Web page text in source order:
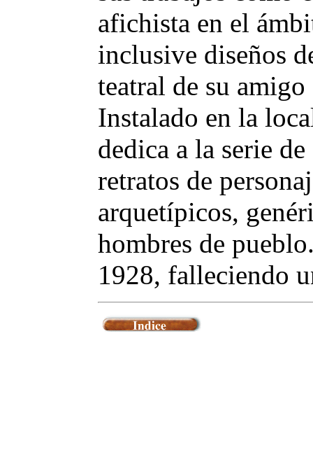
afichista en el
inclusive diseños
teatral de su
Instalado en la
dedica a la serie
retratos de
arquetípicos,
hombres de
1928, falleciendo